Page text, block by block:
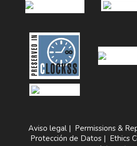
Aviso legal | Permissions &
Protección de Datos| Ethics